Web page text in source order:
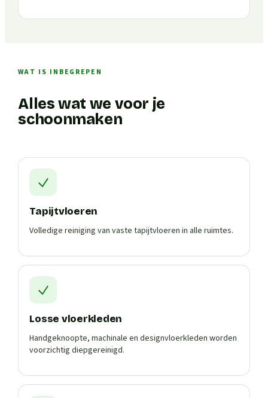
WAT IS INBEGREPEN
Alles wat we voor je
schoonmaken
Tapijtvloeren
Volledige reiniging van vaste tapijtvloeren in alle ruimtes.
Losse vloerkleden
Handgeknoopte, machinale en designvloerkleden worden
voorzichtig diepgereinigd.